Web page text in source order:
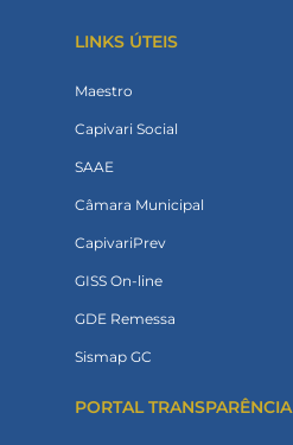
LINKS ÚTEIS
Maestro
Capivari Social
SAAE
Câmara Municipal
CapivariPrev
GISS On-line
GDE Remessa
Sismap GC
PORTAL TRANSPARÊNCIA